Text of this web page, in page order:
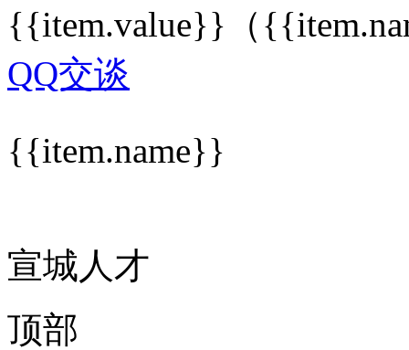
{{item.value}} （
QQ交谈
{{item.name}}
宣城人才
顶部